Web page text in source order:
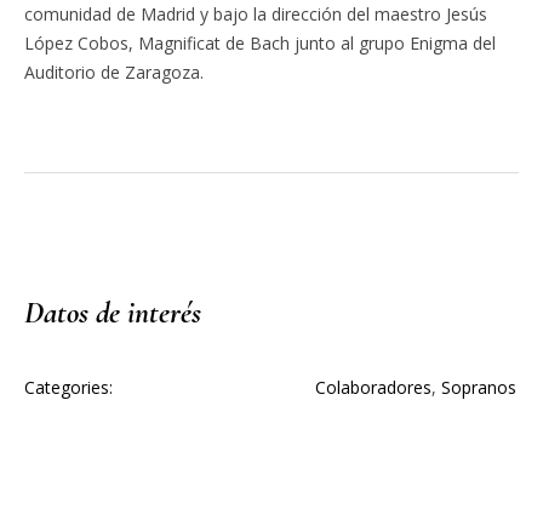
comunidad de Madrid y bajo la dirección del maestro Jesús
López Cobos, Magnificat de Bach junto al grupo Enigma del
Auditorio de Zaragoza.
Datos de interés
Categories: Colaboradores, Sopranos